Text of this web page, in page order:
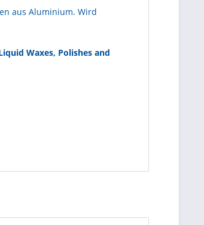
aus Aluminium. Wird
Waxes, Polishes and